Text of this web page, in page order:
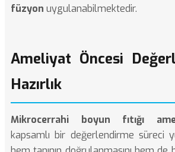
füzyon uygulanabilmektedir.
Ameliyat Öncesi
Hazırlık
Mikrocerrahi boyun fıtığı
kapsamlı bir değerlendirme süreci